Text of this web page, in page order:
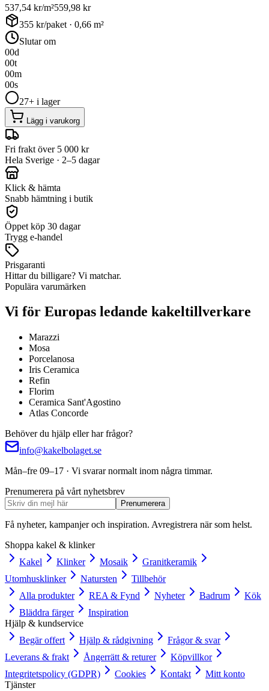
537,54 kr/m²559,98 kr
355 kr/paket · 0,66 m²
Slutar om
00d
00t
00m
00s
27+ i lager
Lägg i varukorg
Fri frakt över 5 000 kr
Hela Sverige · 2–5 dagar
Klick & hämta
Snabb hämtning i butik
Öppet köp 30 dagar
Trygg e-handel
Prisgaranti
Hittar du billigare? Vi matchar.
Populära varumärken
Vi för Europas ledande kakeltillverkare
Marazzi
Mosa
Porcelanosa
Iris Ceramica
Refin
Florim
Ceramica Sant'Agostino
Atlas Concorde
Behöver du hjälp eller har frågor?
info@kakelbolaget.se
Mån–fre 09–17 · Vi svarar normalt inom några timmar.
Prenumerera på vårt nyhetsbrev
Prenumerera
Få nyheter, kampanjer och inspiration. Avregistrera när som helst.
Shoppa kakel & klinker
Kakel
Klinker Mosaik
Granitkeramik
Utomhusklinker
Natursten
Tillbehör
Alla produkter
REA & Fynd Nyheter Badrum
Kök
Bläddra färger
Inspiration
Hjälp & kundservice
Begär offert
Hjälp & rådgivning
Frågor & svar
Leverans & frakt
Ångerrätt & returer
Köpvillkor
Integritetspolicy (GDPR)
Cookies Kontakt
Mitt konto
Tjänster